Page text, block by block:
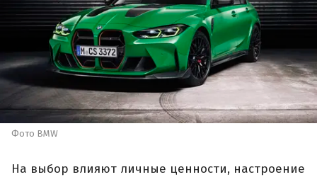
Фото BMW
На выбор влияют личные ценности, настроение